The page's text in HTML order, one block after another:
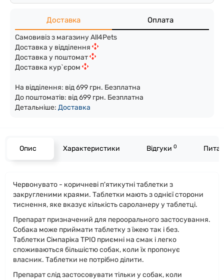
Доставка Оплата
Самовивіз з магазину All4Pets
Доставка у відділення
Доставка у поштомат
Доставка кур`єром
На відділення: від 699 грн. Безплатна
До поштоматів: від 699 грн. Безплатна
Детальніше: Доставка
Опис Характеристики Відгуки 0
Червонувато - коричневі п'ятикутні таблетки з
закругленими краями. Таблетки мають з однієї сторони
тиснення, яке вказує кількість сароланеру у таблетці.
Препарат призначений для пероорального застосування.
Собака може приймати таблетку з їжею так і без.
Таблетки Сімпаріка ТРІО приємні на смак і легко
споживаються більшістю собак, коли їх пропонує
власник. Таблетки не потрібно ділити.
Препарат слід застосовувати тільки у собак, коли